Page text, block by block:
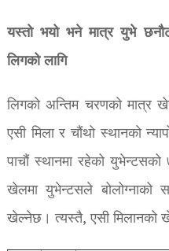
यस्तो भयो भने मात्र युभे
लिगको लागि
लिगको अन्तिम चरणको मात्र
एसी मिला र चौंथो स्थानको
पाचौं स्थानमा रहेको
खेलमा युभेन्टसले बोलोग्नाको
खेल्नेछ। त्यस्तै, एसी मिलानको